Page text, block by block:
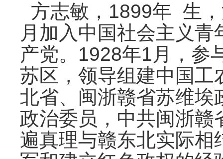
方志敏，1899年 生
月加入中国社会主义
产党。1928年1月，参
苏区，领导组建中国工
北省、闽浙赣省苏维埃
政治委员，中共闽浙赣
遍真理与赣东北实际相